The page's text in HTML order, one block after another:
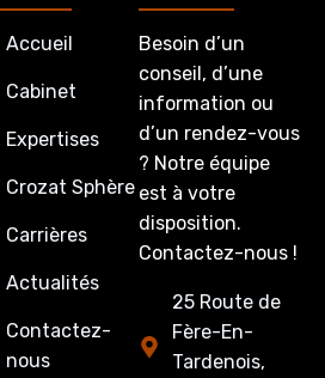
Accueil
Cabinet
Expertises
Crozat Sphère
Carrières
Actualités
Contactez-
nous
Besoin d’un
conseil, d’une
information ou
d’un rendez-vous
? Notre équipe
est à votre
disposition.
Contactez-nous !
25 Route de
Fère-En-
Tardenois,